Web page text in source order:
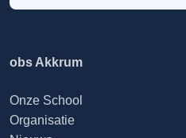
obs Akkrum
Onze School
Organisatie